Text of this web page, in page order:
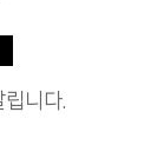
니다.